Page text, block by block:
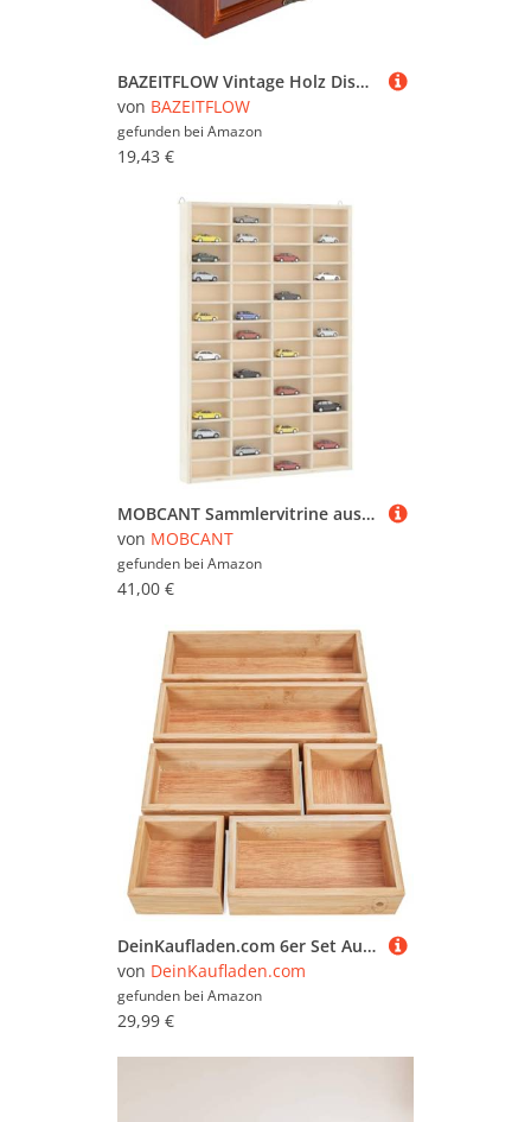
BAZEITFLOW Vintage Holz Display Schrank mit Acrylklapptür Stabiler Sammlervitrine für Kosmetik und Kleine Figuren Vielseitiges Desktop Regal Wandmontierbar Praktische Aufbewahrung im Retro
von BAZEITFLOW
gefunden bei Amazon
19,43 €
MOBCANT Sammlervitrine aus Holz mit 56 Fächern 40x4,5x60 cm, Regal Wandregale Hängeregal Floating Shelves Verwendbar für Waschküche Wohnzimmer Arbeitszimmer Badezimmer
von MOBCANT
gefunden bei Amazon
41,00 €
DeinKaufladen.com 6er Set Aufbewahrungsbox Holz Organizer – praktische und flexible Bambus Box - Schubladen Box Sortierbox Sortierkasten Kosmetik Aufbewahrung Ordnungsbox Holzboxen Holzkasten
von DeinKaufladen.com
gefunden bei Amazon
29,99 €